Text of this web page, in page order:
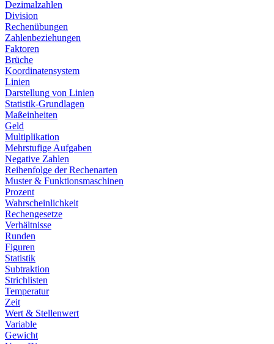
Dezimalzahlen
Division
Rechenübungen
Zahlenbeziehungen
Faktoren
Brüche
Koordinatensystem
Linien
Darstellung von Linien
Statistik-Grundlagen
Maßeinheiten
Geld
Multiplikation
Mehrstufige Aufgaben
Negative Zahlen
Reihenfolge der Rechenarten
Muster & Funktionsmaschinen
Prozent
Wahrscheinlichkeit
Rechengesetze
Verhältnisse
Runden
Figuren
Statistik
Subtraktion
Strichlisten
Temperatur
Zeit
Wert & Stellenwert
Variable
Gewicht